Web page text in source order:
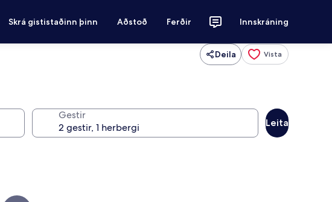
Skrá gististaðinn þinn Aðstoð Ferðir Innskráning
Deila Vista
Gestir
Leita